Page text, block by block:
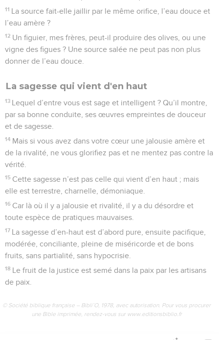
11 La source fait-elle jaillir par le même orifice, l’eau douce et
l’eau amère ?
12 Un figuier, mes frères, peut-il produire des olives, ou une
vigne des figues ? Une source salée ne peut pas non plus
donner de l’eau douce.
La sagesse qui vient d'en haut
13 Lequel d’entre vous est sage et intelligent ? Qu’il montre,
par sa bonne conduite, ses œuvres empreintes de douceur
et de sagesse.
14 Mais si vous avez dans votre cœur une jalousie amère et
de la rivalité, ne vous glorifiez pas et ne mentez pas contre la
vérité.
15 Cette sagesse n’est pas celle qui vient d’en haut ; mais
elle est terrestre, charnelle, démoniaque.
16 Car là où il y a jalousie et rivalité, il y a du désordre et
toute espèce de pratiques mauvaises.
17 La sagesse d’en-haut est d’abord pure, ensuite pacifique,
modérée, conciliante, pleine de miséricorde et de bons
fruits, sans partialité, sans hypocrisie.
18 Le fruit de la justice est semé dans la paix par les artisans
de paix.
© Société biblique française – Bibli’O, 1978, avec autorisation. Pour vous procurer
une Bible imprimée, rendez-vous sur www.editionsbiblio.fr